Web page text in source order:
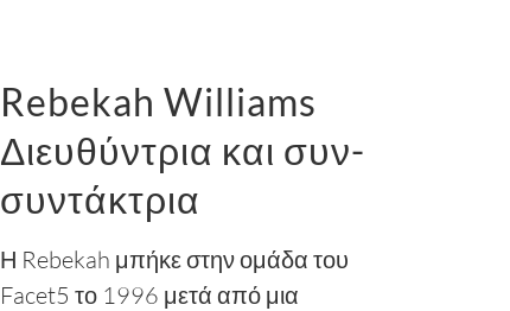
Rebekah Williams
Διευθύντρια και συν-
συντάκτρια
Η Rebekah μπήκε στην ομάδα του
Facet5 το 1996 μετά από μια